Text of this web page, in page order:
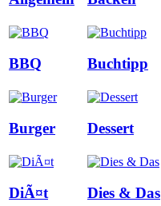
BBQ Buchtipp
Burger Dessert
DiÃ¤t Dies & Das